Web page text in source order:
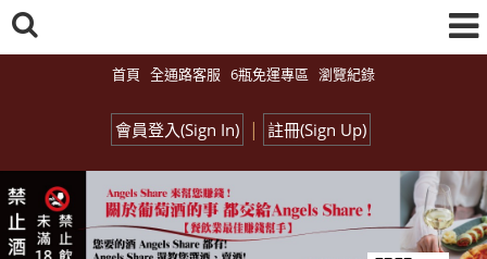
首頁 全通路客服 6瓶免運專區 瀏覽紀錄
會員登入(Sign In) | 註冊(Sign Up)